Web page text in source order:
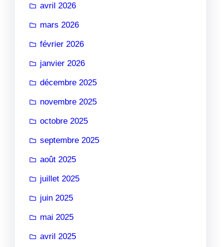
avril 2026
mars 2026
février 2026
janvier 2026
décembre 2025
novembre 2025
octobre 2025
septembre 2025
août 2025
juillet 2025
juin 2025
mai 2025
avril 2025